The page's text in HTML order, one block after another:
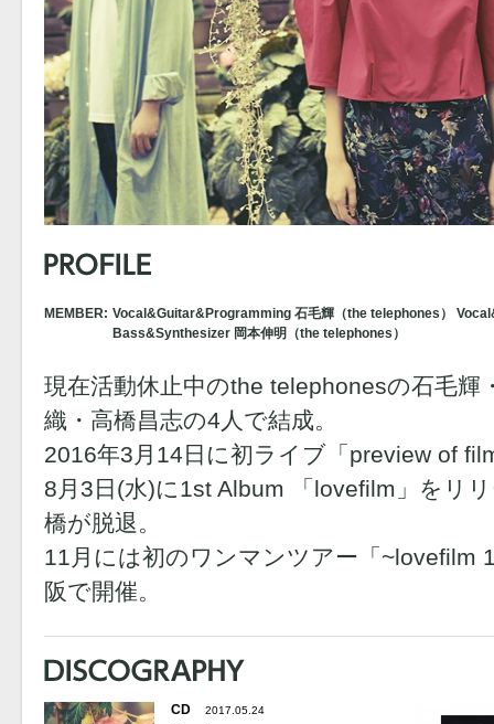
MEMBER: Vocal&Guitar&Programming 石毛輝（the telephones）
Bass&Synthesizer 岡本伸明（the telephones）
現在活動休止中のthe telephonesの石毛輝
織・高橋昌志の4人で結成。
2016年3月14日に初ライブ「preview of
8月3日(水)に1st Album 「lovefilm」をリ
橋が脱退。
11月には初のワンマンツアー「~lovefilm
阪で開催。
CD 2017.05.24